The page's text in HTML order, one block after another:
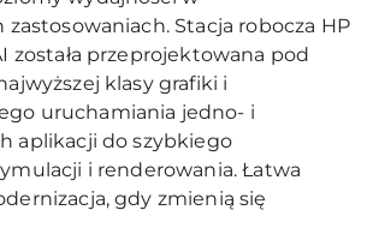
Stacja robocza HP
została przeprojektowana pod
klasy grafiki i
uruchamiania jedno- i
aplikacji do szybkiego
i renderowania. Łatwa
gdy zmienią się